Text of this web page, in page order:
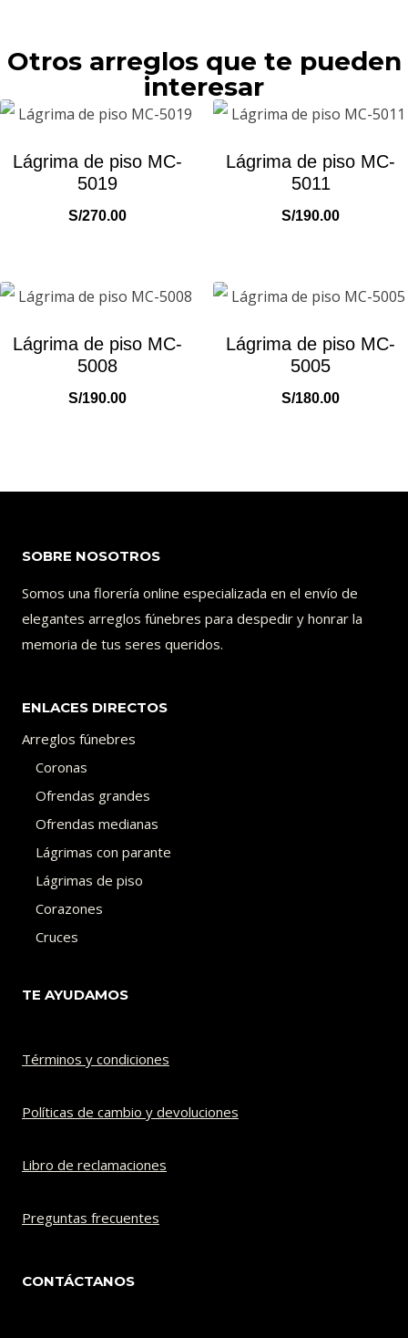
Otros arreglos que te pueden
interesar
Lágrima de piso MC-
5019
S/270.00
Lágrima de piso MC-
5011
S/190.00
Lágrima de piso MC-
5008
S/190.00
Lágrima de piso MC-
5005
S/180.00
SOBRE NOSOTROS
Somos una florería online especializada en el envío de
elegantes arreglos fúnebres para despedir y honrar la
memoria de tus seres queridos.
ENLACES DIRECTOS
Arreglos fúnebres
Coronas
Ofrendas grandes
Ofrendas medianas
Lágrimas con parante
Lágrimas de piso
Corazones
Cruces
TE AYUDAMOS
Términos y condiciones
Políticas de cambio y devoluciones​
Libro de reclamaciones
Preguntas frecuentes
CONTÁCTANOS